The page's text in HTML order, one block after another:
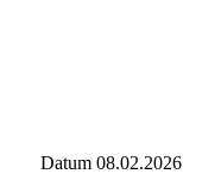
Datum 08.02.2026